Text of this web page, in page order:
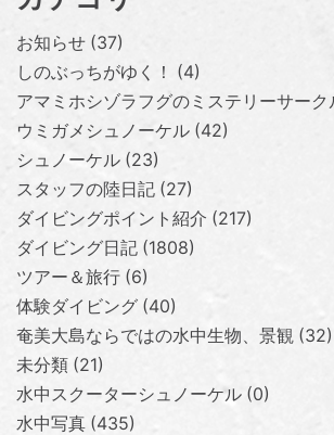
お知らせ 37
しのぶっちがゆく！
4
アマミホシゾラフグのミステリーサーク
ウミガメシュノーケル 42
シュノーケル 23
スタッフの陸日記 27
ダイビングポイント紹介 217
ダイビング日記 1808
ツアー＆旅行 6
体験ダイビング 40
奄美大島ならではの水中生物、景観 32
未分類 21
水中スクーターシュノーケル 0
水中写真 435